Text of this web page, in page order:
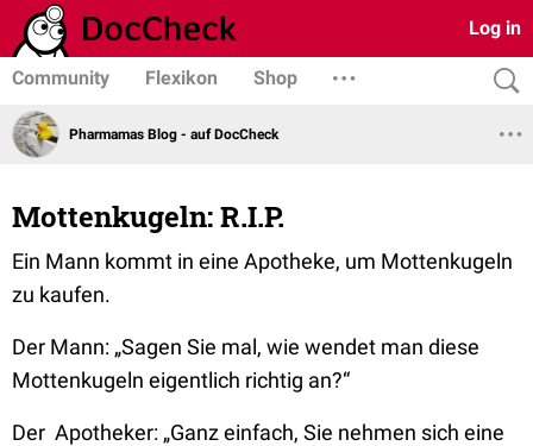
Log in
Community Flexikon Shop
Pharmamas Blog - auf DocCheck
Mottenkugeln: R.I.P.
Ein Mann kommt in eine Apotheke, um Mottenkugeln
zu kaufen.
Der Mann: „Sagen Sie mal, wie wendet man diese
Mottenkugeln eigentlich richtig an?“
Der Apotheker: „Ganz einfach, Sie nehmen sich eine